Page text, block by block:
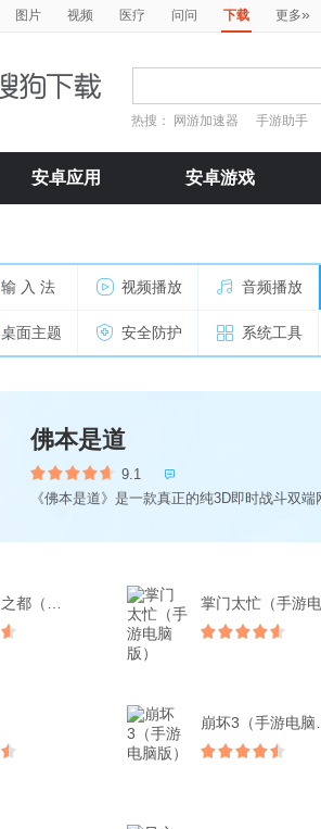
图片 视频 医疗 问问 下载 更多»
热搜： 网游加速器 手游助手
安卓应用 安卓游戏
输 入 法 视频播放 音频播放
桌面主题 安全防护 系统工具
佛本是道
9.1 
《佛本是道》是一款真正的纯3D即时战斗双端